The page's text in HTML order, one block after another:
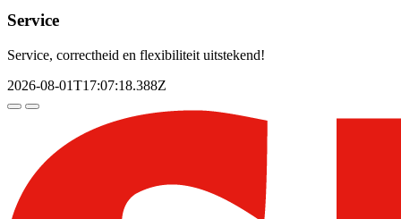
Service
Service, correctheid en flexibiliteit uitstekend!
2026-08-01T17:07:18.388Z